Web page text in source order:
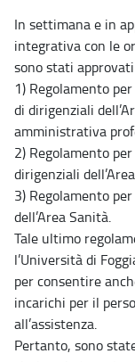
In settimana e in
integrativa con le
sono stati
1) Regolamento
di dirigenziali
amministrativa
2) Regolamento
dirigenziali
3) Regolamento
dell’Area Sanità.
Tale ultimo
l’Università di
per consentire
incarichi per il
all’assistenza.
Pertanto, sono